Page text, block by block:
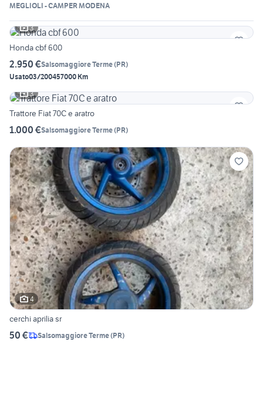
MEGLIOLI - CAMPER MODENA
3
Honda cbf 600
2.950 €Salsomaggiore Terme(PR)
Usato03/200457000 Km
3
Trattore Fiat 70C e aratro
1.000 €Salsomaggiore Terme(PR)
4
cerchi aprilia sr
50 € Salsomaggiore Terme(PR)